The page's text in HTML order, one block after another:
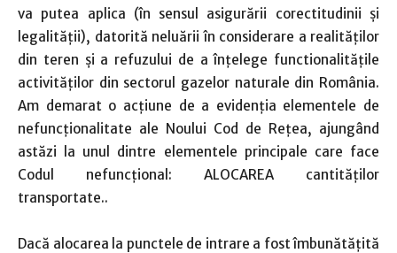
va putea aplica (în sensul asigurării corectitudinii și
legalității), datorită neluării în considerare a realităților
din teren și a refuzului de a înțelege functionalitățile
activităților din sectorul gazelor naturale din România.
Am demarat o acțiune de a evidenția elementele de
nefuncționalitate ale Noului Cod de Rețea, ajungând
astăzi la unul dintre elementele principale care face
Codul nefuncțional: ALOCAREA cantităților
transportate..
Dacă alocarea la punctele de intrare a fost îmbunătățită